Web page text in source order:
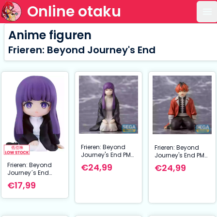
Online otaku
Anime figuren
Frieren: Beyond Journey's End
Frieren: Beyond
Journey´s End
Rubber Mascot
Nendroid Plus Mini
Figure Fern 8 cm
€17,99
Frieren: Beyond
Journey's End PM
Perching PVC
Statue Fern
€24,99
Frieren: Beyond
Journey's End PM
Perching PVC
Statue Stark My
€24,99